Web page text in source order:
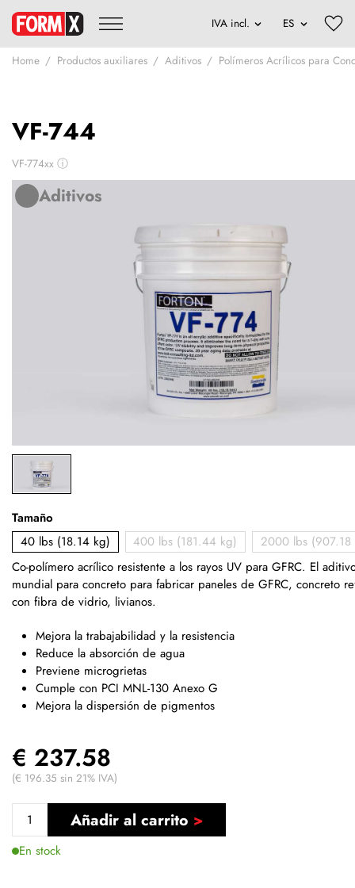
Home Productos auxiliares Aditivos Polímeros Acrílicos para
VF-744
VF-774xx ⓘ
Aditivos
Tamaño
40 lbs (18.14 kg)
400 lbs (181.44 kg)
2000 lbs (907.18
Co-polímero acrílico resistente a los rayos UV para GFRC. El
mundial para concreto para fabricar paneles de GFRC, concreto
con fibra de vidrio, livianos.
Mejora la trabajabilidad y la resistencia
Reduce la absorción de agua
Previene microgrietas
Cumple con PCI MNL-130 Anexo G
Mejora la dispersión de pigmentos
€ 237.58
(€ 196.35 sin 21% IVA)
Añadir al carrito
En stock